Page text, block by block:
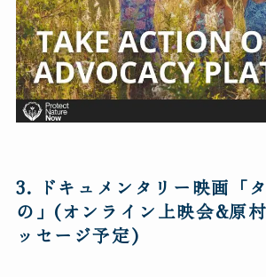
3. ドキュメンタリー映画「
の」(オンライン上映会&原
ッセージ予定)